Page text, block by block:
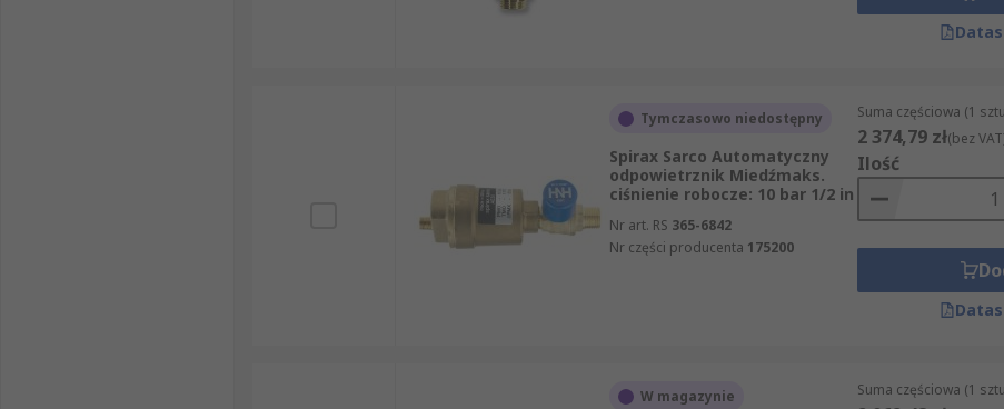
Tymczasowo niedostępny
Spirax Sarco Automatyczny
odpowietrznik Miedźmaks.
ciśnienie robocze: 10 bar 1/2 in
Nr art. RS 365-6842
Nr części producenta 175200
Suma częściowa (1
2 374,79 zł(bez
Ilość
W magazynie Suma częściowa (1